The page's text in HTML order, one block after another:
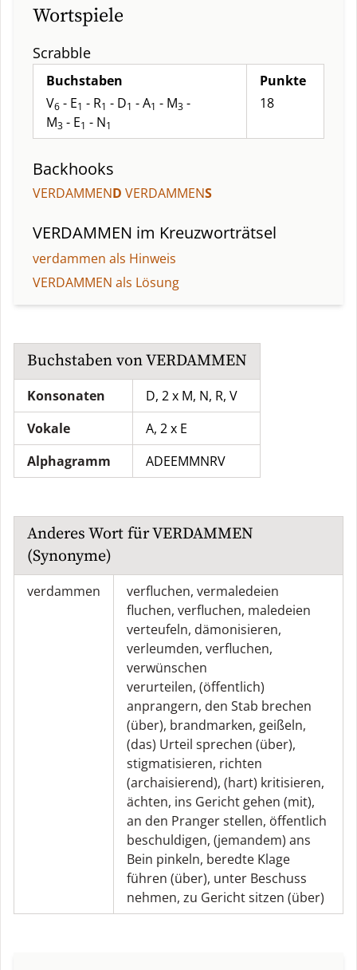
Wortspiele
Scrabble
Buchstaben
V6 - E1 - R1 - D1 - A1 - M3 -
M3 - E1 - N1
Punkte
18
Backhooks
VERDAMMEND VERDAMMENS
VERDAMMEN im Kreuzworträtsel
verdammen als Hinweis
VERDAMMEN als Lösung
Buchstaben vonVERDAMMEN
Konsonaten
D, 2 x M, N, R, V
Vokale
A, 2 x E
Alphagramm
ADEEMMNRV
Anderes Wort fürVERDAMMEN
(Synonyme)
verdammen verfluchen, vermaledeien
fluchen, verfluchen, maledeien
verteufeln, dämonisieren,
verleumden, verfluchen,
verwünschen
verurteilen, (öffentlich)
anprangern, den Stab brechen
(über), brandmarken, geißeln,
(das) Urteil sprechen (über),
stigmatisieren, richten
(archaisierend), (hart) kritisieren,
ächten, ins Gericht gehen (mit),
an den Pranger stellen, öffentlich
beschuldigen, (jemandem) ans
Bein pinkeln, beredte Klage
führen (über), unter Beschuss
nehmen, zu Gericht sitzen (über)